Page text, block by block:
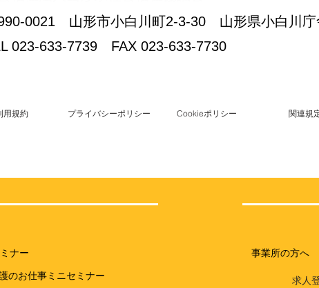
0021 山形市小白川町2-3-30 山形県小白川庁
023-633-7739 FAX 023-633-7730
用規約 プライバシーポリシー Cookieポリシー 関連規
ナー
のお仕事ミニセミナー
事業所の方へ
求人